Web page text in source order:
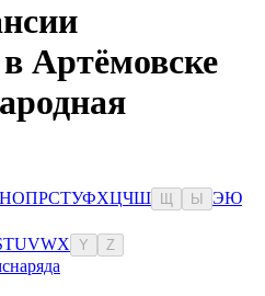
Артёмовске
НОПРСТУФХЦЧШ Ы ЭЮ
TUVWX Y Z